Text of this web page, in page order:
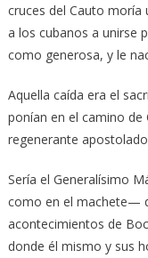
cruces del Cauto moría
a los cubanos a unirse
como generosa, y le
Aquella caída era el
ponían en el camino
regenerante
Sería el Generalísimo
como en el machete—
acontecimientos de
donde él mismo y sus